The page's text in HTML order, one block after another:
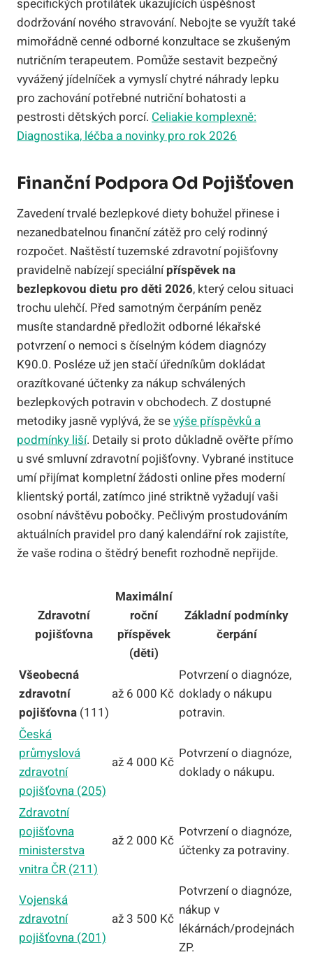
specifických protilátek ukazujících úspěšnost
dodržování nového stravování. Nebojte se využít také
mimořádně cenné odborné konzultace se zkušeným
nutričním terapeutem. Pomůže sestavit bezpečný
vyvážený jídelníček a vymyslí chytré náhrady lepku
pro zachování potřebné nutriční bohatosti a
pestrosti dětských porcí. Celiakie komplexně:
Diagnostika, léčba a novinky pro rok 2026
Finanční Podpora Od Pojišťoven
Zavedení trvalé bezlepkové diety bohužel přinese i
nezanedbatelnou finanční zátěž pro celý rodinný
rozpočet. Naštěstí tuzemské zdravotní pojišťovny
pravidelně nabízejí speciálnípříspěvek na
bezlepkovou dietu pro děti 2026, který celou situaci
trochu ulehčí. Před samotným čerpáním peněz
musíte standardně předložit odborné lékařské
potvrzení o nemoci s číselným kódem diagnózy
K90.0. Posléze už jen stačí úředníkům dokládat
orazítkované účtenky za nákup schválených
bezlepkových potravin v obchodech. Z dostupné
metodiky jasně vyplývá, že sevýše příspěvků a
podmínky liší. Detaily si proto důkladně ověřte přímo
u své smluvní zdravotní pojišťovny. Vybrané instituce
umí přijímat kompletní žádosti online přes moderní
klientský portál, zatímco jiné striktně vyžadují vaši
osobní návštěvu pobočky. Pečlivým prostudováním
aktuálních pravidel pro daný kalendářní rok zajistíte,
že vaše rodina o štědrý benefit rozhodně nepřijde.
Zdravotní
pojišťovna
Maximální
roční
příspěvek
(děti)
Základní podmínky
čerpání
Všeobecná
zdravotní
pojišťovna (111)
až 6 000 Kč
Potvrzení o diagnóze,
doklady o nákupu
potravin.
Česká
průmyslová
zdravotní
pojišťovna (205)
až 4 000 Kč
Potvrzení o diagnóze,
doklady o nákupu.
Zdravotní
pojišťovna
ministerstva
vnitra ČR (211)
až 2 000 Kč
Potvrzení o diagnóze,
účtenky za potraviny.
Vojenská
zdravotní
pojišťovna (201)
až 3 500 Kč
Potvrzení o diagnóze,
nákup v
lékárnách/prodejnách
ZP.